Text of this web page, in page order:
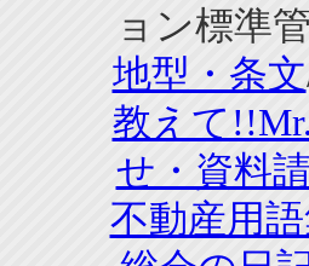
ョン標準
地型・条文
教えて
せ・資料
不動産用